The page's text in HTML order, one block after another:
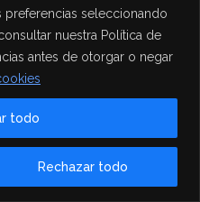
seleccionando
nuestra Política de
antes de otorgar o negar
Rechazar todo
todo